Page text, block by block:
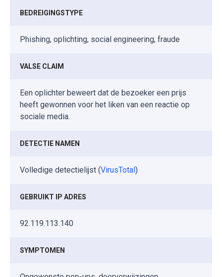
BEDREIGINGSTYPE
Phishing, oplichting, social engineering, fraude
VALSE CLAIM
Een oplichter beweert dat de bezoeker een prijs
heeft gewonnen voor het liken van een reactie op
sociale media.
DETECTIE NAMEN
Volledige detectielijst (VirusTotal)
GEBRUIKT IP ADRES
92.119.113.140
SYMPTOMEN